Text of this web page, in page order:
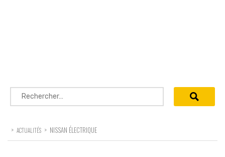
Rechercher :
> ACTUALITÉS > NISSAN ÉLECTRIQUE